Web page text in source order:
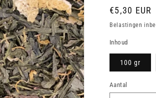
Normale
prijs
€5,30 EUR
Belastingen
Inhoud
100 gr
Aantal